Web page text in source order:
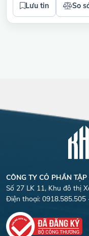
Lưu tin So
CÔNG TY CỎ PHẦN
Số 27 LK 11, Khu đô thị
Điện thoại: 0918.585.505